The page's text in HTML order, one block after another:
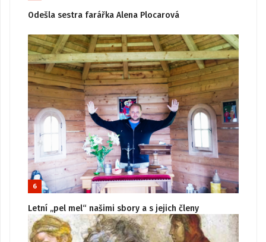
Odešla sestra farářka Alena Plocarová
6
Letní „pel mel“ našimi sbory a s jejich členy